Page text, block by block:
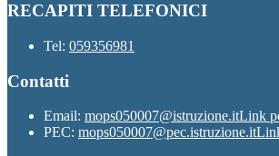
RECAPITI TELEFONICI
Tel: 059356981
Contatti
Email: mops050007@istruzione.itLink
PEC: mops050007@pec.istruzione.it